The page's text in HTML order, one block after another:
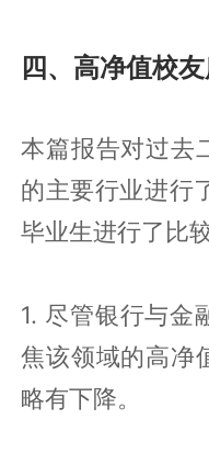
四、高净值校
本篇报告对过去
的主要行业进行
毕业生进行了比较
1. 尽管银行与金
焦该领域的高净
略有下降。